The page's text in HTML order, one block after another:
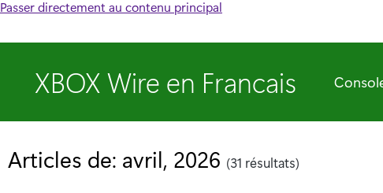
Passer directement au contenu principal
XBOX Wire en Francais
Articles de: avril, 2026 (31 résultats)